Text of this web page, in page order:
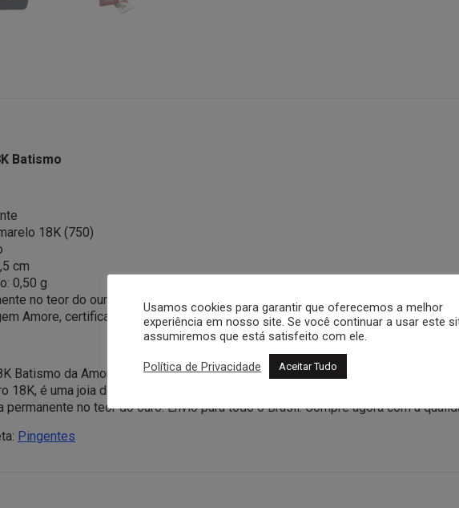
Batismo
18K (750)
cm
0,50 g
no teor do ouro
Amore, certificado de garantia e nota fiscal.
Batismo da Amore é um símbolo de fé e proteção, perfeito para presentear
18K, é uma joia delicada para usar com a sua corrente preferida. Cada peça
permanente no teor do ouro. Envio para todo o Brasil. Compre agora com a
Pingentes
Usamos cookies para garantir que oferecemos a melhor
experiência em nosso site. Se você continuar a usar este
assumiremos que está satisfeito com ele.
Política de Privacidade Aceitar Tudo